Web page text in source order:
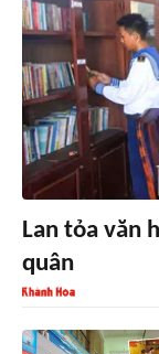
Lan tỏa văn
quân